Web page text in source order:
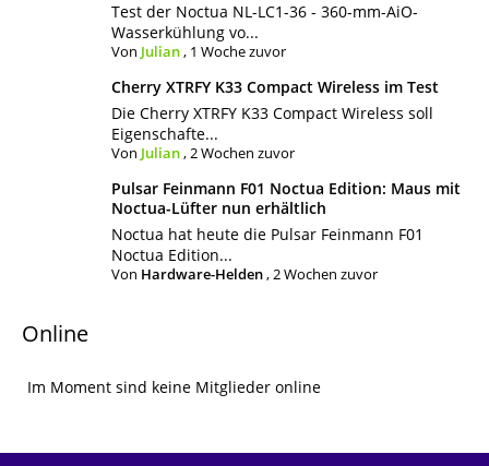
Test der Noctua NL-LC1-36 - 360-mm-AiO-
Wasserkühlung vo...
Von Julian, 1 Woche zuvor
Cherry XTRFY K33 Compact Wireless im Test
Die Cherry XTRFY K33 Compact Wireless soll
Eigenschafte...
Von Julian,2 Wochen zuvor
Pulsar Feinmann F01 Noctua Edition: Maus mit
Noctua-Lüfter nun erhältlich
Noctua hat heute die Pulsar Feinmann F01
Noctua Edition...
Von Hardware-Helden,2 Wochen zuvor
Online
Im Moment sind keine Mitglieder online